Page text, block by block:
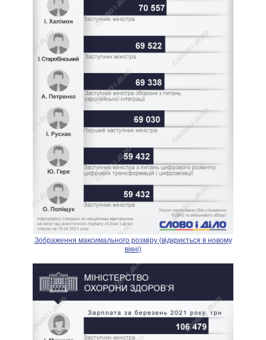
Зображення максимального розміру (відкриється в новому
вікні)